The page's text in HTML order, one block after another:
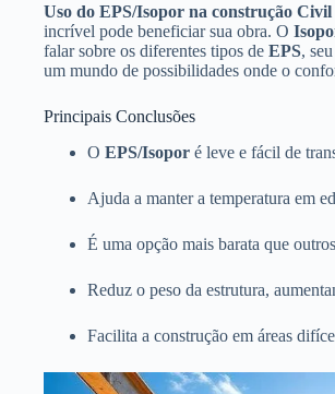
Uso do EPS/Isopor na construção Civil
incrível pode beneficiar sua obra. O
falar sobre os diferentes tipos de EPS,
um mundo de possibilidades onde o
Principais Conclusões
O EPS/Isopor é leve e fácil de
Ajuda a manter a temperatura em
É uma opção mais barata que
Reduz o peso da estrutura,
Facilita a construção em áreas